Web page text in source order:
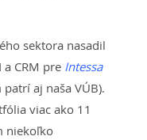
sektora nasadil
a CRM pre Intessa
aj naša VÚB).
viac ako 11
niekoľko